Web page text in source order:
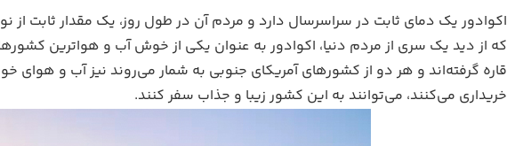
اکوادور یک دمای ثابت در سراسرسال دارد و مردم آن در طول روز، یک مقدار ثابت از
که از دید یک سری از مردم دنیا، اکوادور به عنوان یکی از خوش آب و هواترین
قاره گرفته‌اند و هر دو از کشورهای آمریکای جنوبی به شمار می‌روند نیز آب و هوای
خریداری می‌کنند، می‌توانند به این کشور زیبا و جذاب سفر کنند.